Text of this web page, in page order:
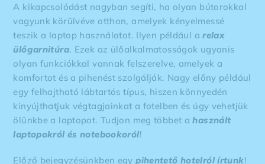
A kikapcsolódást nagyban segíti, ha olyan bútorokkal
vagyunk körülvéve otthon, amelyek kényelmessé
teszik a laptop használatot. Ilyen például arelax
ülőgarnitúra. Ezek az ülőalkalmatosságok ugyanis
olyan funkciókkal vannak felszerelve, amelyek a
komfortot és a pihenést szolgálják. Nagy előny például
egy felhajtható lábtartós típus, hiszen könnyedén
kinyújthatjuk végtagjainkat a fotelben és úgy vehetjük
ölünkbe a laptopot. Tudjon meg többet ahasznált
laptopokról és notebookoról!
Előző bejegyzésünkben egypihentető hotelról írtunk!